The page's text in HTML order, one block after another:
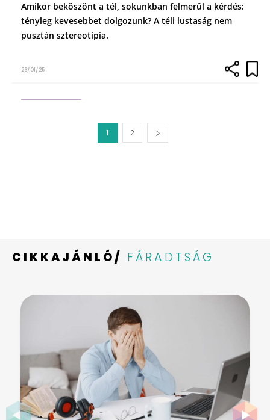
Amikor beköszönt a tél, sokunkban felmerül a kérdés:
tényleg kevesebbet dolgozunk? A téli lustaság nem
pusztán sztereotípia.
26/01/25
1 2
CIKKAJÁNLÓ/ FÁRADTSÁG